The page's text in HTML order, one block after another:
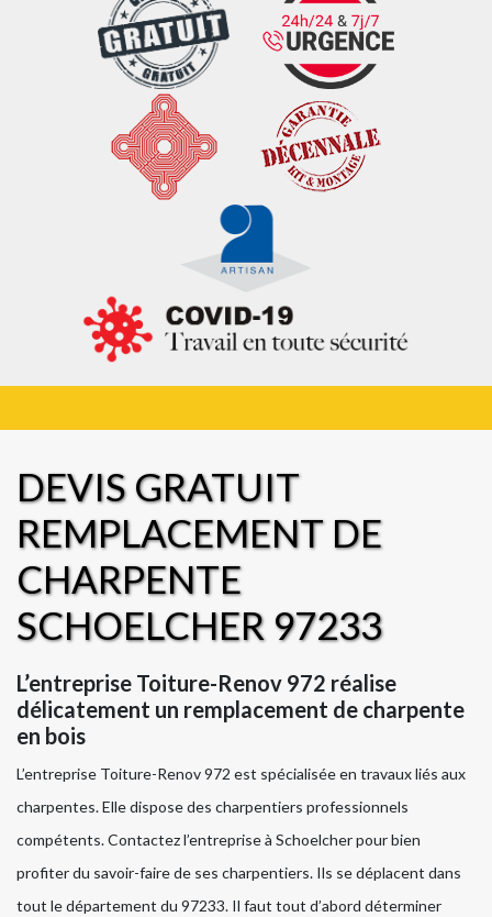
DEVIS GRATUIT
REMPLACEMENT DE
CHARPENTE
SCHOELCHER 97233
L’entreprise Toiture-Renov 972 réalise
délicatement un remplacement de charpente
en bois
L’entreprise Toiture-Renov 972 est spécialisée en travaux liés aux
charpentes. Elle dispose des charpentiers professionnels
compétents. Contactez l’entreprise à Schoelcher pour bien
profiter du savoir-faire de ses charpentiers. Ils se déplacent dans
tout le département du 97233. Il faut tout d’abord déterminer